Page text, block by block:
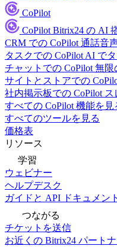
CoPilot
CoPilot Bitrix24 の AI
CRM での CoPilot 通話音
タスクでの CoPilot AI で
チャットでの CoPilot 無限
サイトとストアでの
社内掲示板での CoPilot ス
すべての CoPilot 機能を見
すべてのツールを見る
価格表
リソース
学習
ウェビナー
ヘルプデスク
ガイドと API ドキュメント
つながる
チケットを送信
お近くの Bitrix24 パート